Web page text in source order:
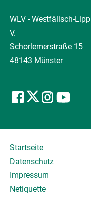
WLV - Westfälisch-
V.
Schorlemerstraße 15
48143 Münster
Startseite
Datenschutz
Impressum
Netiquette